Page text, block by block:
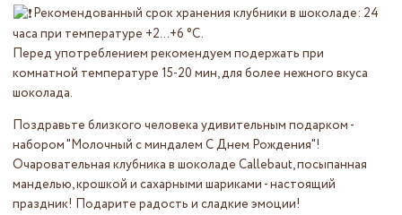
Рекомендованный срок хранения клубники в шоколаде: 24
часа при температуре +2…+6 °C.
Перед употреблением рекомендуем подержать при
комнатной температуре 15-20 мин, для более нежного вкуса
шоколада.
Поздравьте близкого человека удивительным подарком -
набором "Молочный с миндалем С Днем Рождения"!
Очаровательная клубника в шоколаде Callebaut, посыпанная
манделью, крошкой и сахарными шариками - настоящий
праздник! Подарите радость и сладкие эмоции!